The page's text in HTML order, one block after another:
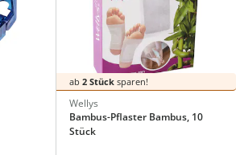
ab 2 Stücksparen!
Wellys
Bambus-Pflaster Bambus, 10
Stück